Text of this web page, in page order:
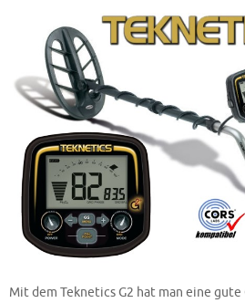
Mit dem Teknetics G2 hat man eine